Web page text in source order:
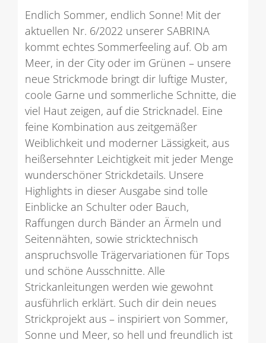
Endlich Sommer, endlich Sonne! Mit der
aktuellen Nr. 6/2022 unserer SABRINA
kommt echtes Sommerfeeling auf. Ob am
Meer, in der City oder im Grünen – unsere
neue Strickmode bringt dir luftige Muster,
coole Garne und sommerliche Schnitte, die
viel Haut zeigen, auf die Stricknadel. Eine
feine Kombination aus zeitgemäßer
Weiblichkeit und moderner Lässigkeit, aus
heißersehnter Leichtigkeit mit jeder Menge
wunderschöner Strickdetails. Unsere
Highlights in dieser Ausgabe sind tolle
Einblicke an Schulter oder Bauch,
Raffungen durch Bänder an Ärmeln und
Seitennähten, sowie stricktechnisch
anspruchsvolle Trägervariationen für Tops
und schöne Ausschnitte. Alle
Strickanleitungen werden wie gewohnt
ausführlich erklärt. Such dir dein neues
Strickprojekt aus – inspiriert von Sommer,
Sonne und Meer, so hell und freundlich ist